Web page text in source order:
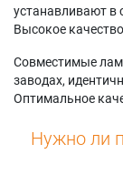
S6188W
S6767W
Samsung HL-
S7178W
T5055W
Samsung
устанавливают в
Высокое
Совместимые
заводах,
Оптимальное
Нужно ли